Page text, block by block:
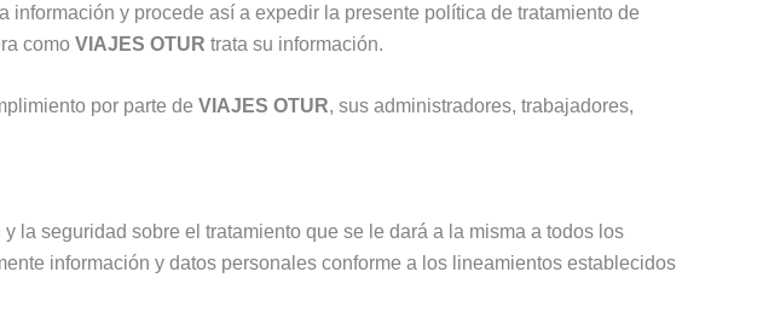
y procede así a expedir la presente política de tratamiento de
como VIAJES OTUR trata su información.
por parte de VIAJES OTUR, sus administradores, trabajadores,
la seguridad sobre el tratamiento que se le dará a la misma a todos los
información y datos personales conforme a los lineamientos establecidos